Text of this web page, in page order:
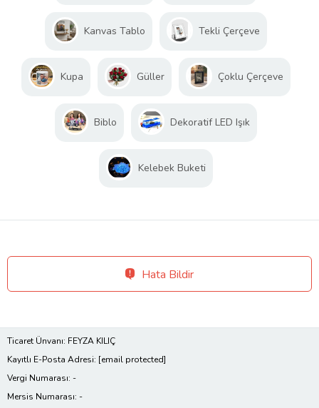
Kanvas Tablo Tekli Çerçeve
Kupa Güller Çoklu Çerçeve
Biblo Dekoratif LED Işık
Kelebek Buketi
Hata Bildir
Ticaret Ünvanı: FEYZA KILIÇ
Kayıtlı E-Posta Adresi: [email protected]
Vergi Numarası: -
Mersis Numarası: -